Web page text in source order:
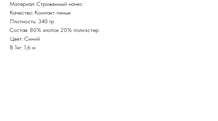
Материал: Стриженный начес
Качество: Компакт пенье
Плотность: 340 гр
Состав: 80% хлопок 20% полиэстер
Цвет: Синий
В 1кг: 1,6 м